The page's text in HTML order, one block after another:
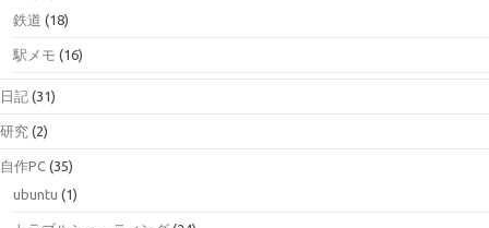
鉄道 (18)
駅メモ (16)
日記 (31)
研究 (2)
自作PC (35)
ubuntu (1)